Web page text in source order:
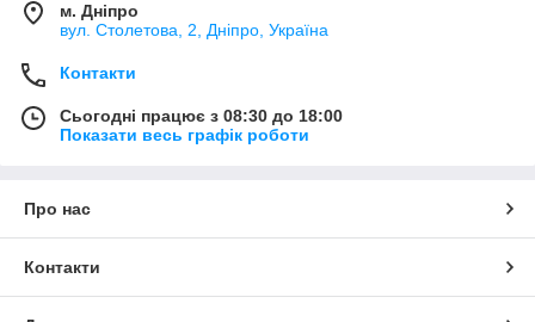
м. Дніпро
вул. Столетова, 2, Дніпро, Україна
Контакти
Сьогодні працює з 08:30 до 18:00
Показати весь графік роботи
Про нас
Контакти